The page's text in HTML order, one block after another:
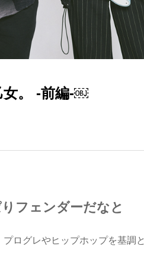
女。 -前編-￼
フェンダーだなと
ログレやヒップホップを基調